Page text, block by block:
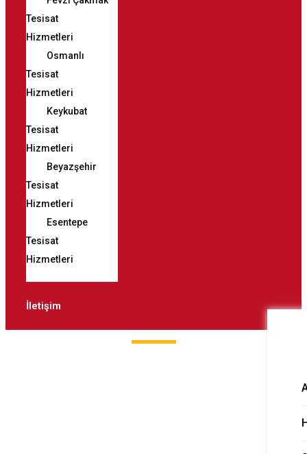
Tesisat
Hizmetleri
Osmanlı
Tesisat
Hizmetleri
Keykubat
Tesisat
Hizmetleri
Beyazşehir
Tesisat
Hizmetleri
Esentepe
Tesisat
Hizmetleri
İletişim